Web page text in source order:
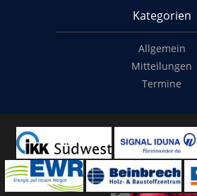
Kategorien
Allgemein
Mitteilungen
Termine
© 2014-2022 Classymade GmbH. Alle